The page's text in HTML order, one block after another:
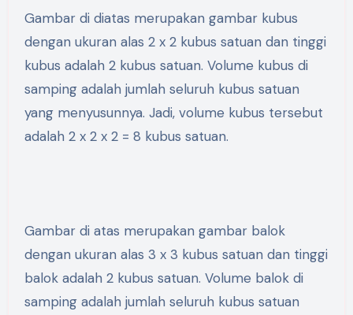
Gambar di diatas merupakan gambar kubus
dengan ukuran alas 2 x 2 kubus satuan dan tinggi
kubus adalah 2 kubus satuan. Volume kubus di
samping adalah jumlah seluruh kubus satuan
yang menyusunnya. Jadi, volume kubus tersebut
adalah 2 x 2 x 2 = 8 kubus satuan.
Gambar di atas merupakan gambar balok
dengan ukuran alas 3 x 3 kubus satuan dan tinggi
balok adalah 2 kubus satuan. Volume balok di
samping adalah jumlah seluruh kubus satuan